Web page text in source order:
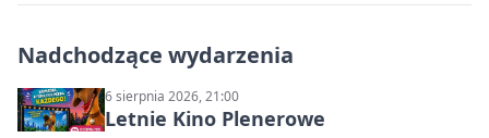
Nadchodzące wydarzenia
6 sierpnia 2026, 21:00
Letnie Kino Plenerowe